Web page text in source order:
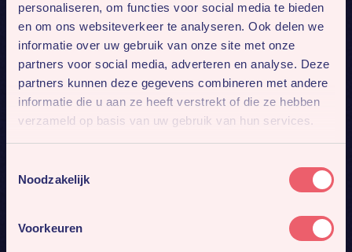
personaliseren, om functies voor social media te bieden
en om ons websiteverkeer te analyseren. Ook delen we
informatie over uw gebruik van onze site met onze
partners voor social media, adverteren en analyse. Deze
partners kunnen deze gegevens combineren met andere
informatie die u aan ze heeft verstrekt of die ze hebben
verzameld op basis van uw gebruik van hun services.
Noodzakelijk
Voorkeuren